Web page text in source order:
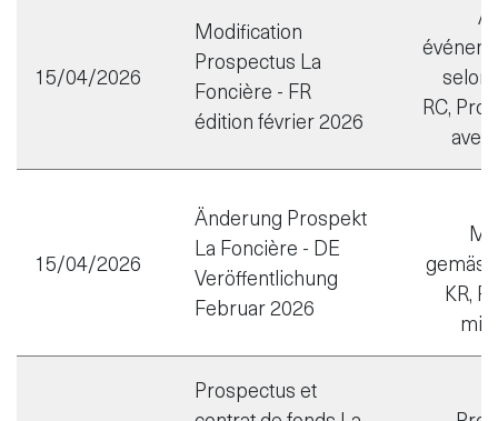
15/04/2026
Modification
Prospectus La
Foncière - FR
édition février 2026
selon
RC,
15/04/2026
Änderung Prospekt
La Foncière - DE
Veröffentlichung
Februar 2026
KR,
mit
Prospectus et